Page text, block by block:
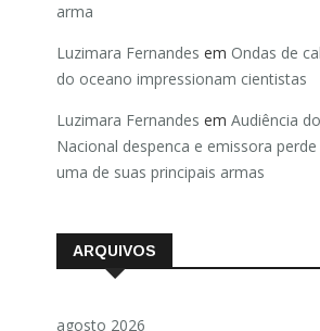
arma
Luzimara Fernandes em Ondas de
do oceano impressionam cientistas
Luzimara Fernandes em Audiência
Nacional despenca e emissora
uma de suas principais armas
ARQUIVOS
agosto 2026